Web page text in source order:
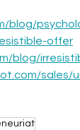
blog/
offer
blog/
sales/